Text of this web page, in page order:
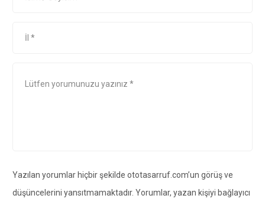
Yazılan yorumlar hiçbir şekilde ototasarruf.com’un görüş ve
düşüncelerini yansıtmamaktadır. Yorumlar, yazan kişiyi bağlayıcı